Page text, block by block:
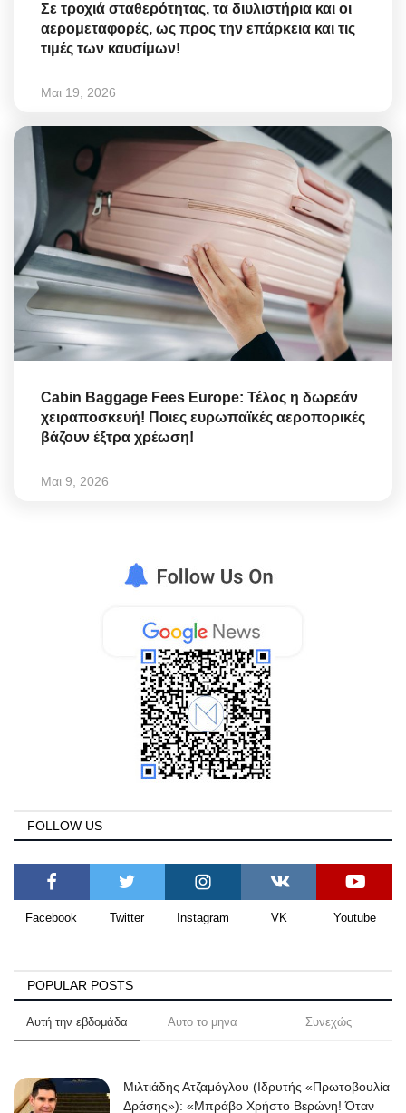
Σε τροχιά σταθερότητας, τα διυλιστήρια και οι
αερομεταφορές, ως προς την επάρκεια και τις
τιμές των καυσίμων!
Μαι 19, 2026
Cabin Baggage Fees Europe: Τέλος η δωρεάν
χειραποσκευή! Ποιες ευρωπαϊκές αεροπορικές
βάζουν έξτρα χρέωση!
Μαι 9, 2026
FOLLOW US
Facebook Twitter Instagram VK Youtube
POPULAR POSTS
Αυτή την εβδομάδα Αυτο το μηνα Συνεχώς
Μιλτιάδης Ατζαμόγλου (Ιδρυτής «Πρωτοβουλία
Δράσης»): «Μπράβο Χρήστο Βερώνη! Όταν